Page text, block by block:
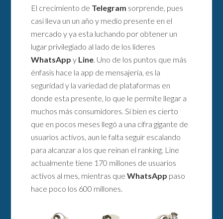
El crecimiento de Telegram sorprende, pues
casi lleva un un año y medio presente en el
mercado y ya esta luchando por obtener un
lugar privilegiado al lado de los líderes
WhatsAppy Line . Uno de los puntos que más
énfasis hace la app de mensajería, es la
seguridad y la variedad de plataformas en
donde esta presente, lo que le permite llegar a
muchos más consumidores. Si bien es cierto
que en pocos meses llegó a una cifra gigante de
usuarios activos, aun le falta seguir escalando
para alcanzar a los que reinan el ranking. Line
actualmente tiene 170 millones de usuarios
activos al mes, mientras queWhatsApp paso
hace poco los 600 millones.